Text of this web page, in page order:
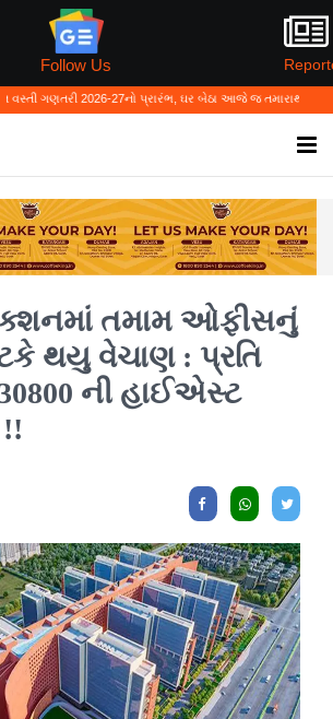
Follow Us
27નો પ્રારંભ, ઘર બેઠા આજે જ તમારાથી શરુઆત કરો
તમામ ઓફીસનું
થયુ વેચાણ : પ્રતિ
ની હાઈએસ્ટ